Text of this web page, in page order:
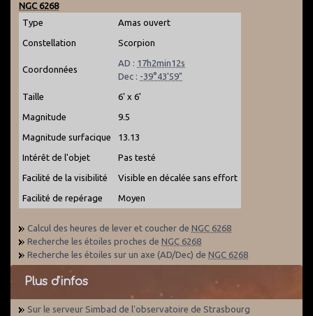
NGC 6268
Type
Amas ouvert
Constellation Scorpion
Coordonnées
AD : 17h2min12s
Dec : -39°43'59"
Taille 6' x 6'
Magnitude 9.5
Magnitude surfacique 13.13
Intérêt de l'objet Pas testé
Facilité de la visibilité Visible en décalée sans effort
Facilité de repérage Moyen
Calcul des heures de lever et coucher de NGC 6268
Recherche les étoiles proches de NGC 6268
Recherche les étoiles sur un axe (AD/Dec) de NGC 6268
Plus d'infos
Sur le serveur Simbad de l'observatoire de Strasbourg